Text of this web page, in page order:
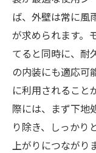
ば、外壁は常に風
が求められます。
てると同時に、耐
の内装にも適応可
に利用されること
際には、まず下地
り除き、しっかり
上がりにつながり